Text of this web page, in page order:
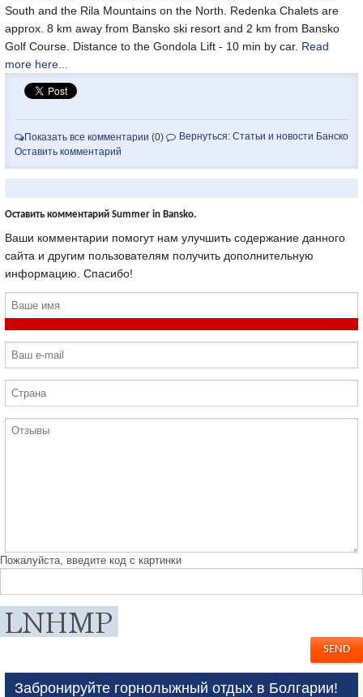
South and the Rila Mountains on the North. Redenka Chalets are
approx. 8 km away from Bansko ski resort and 2 km from Bansko
Golf Course. Distance to the Gondola Lift - 10 min by car. Read
more here...
Вернуться: Статьи и новости Банско
Показать все комментарии (0)
Оставить комментарий
Оставить комментарий Summer in Bansko.
Ваши комментарии помогут нам улучшить содержание данного
сайта и другим пользователям получить дополнительную
информацию. Спасибо!
Пожалуйста, введите код с картинки
Забронируйте горнолыжный отдых в Болгарии!